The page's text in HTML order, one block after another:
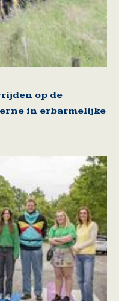
op de
in erbarmelijke